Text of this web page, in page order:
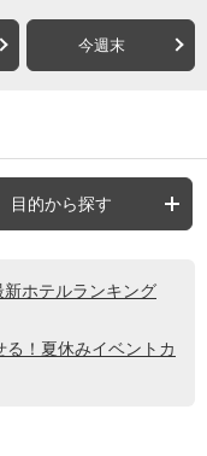
今週末
目的から探す
ホテルランキング
る！夏休みイベントカ